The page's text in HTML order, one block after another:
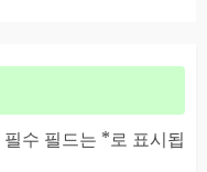
필수 필드는 *로 표시됩